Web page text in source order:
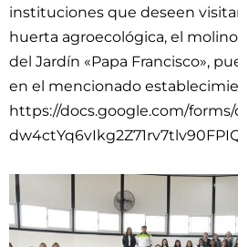
instituciones que deseen
huerta agroecológica, el
del Jardín «Papa Francisco»,
en el mencionado
https://docs.google.com/forms/